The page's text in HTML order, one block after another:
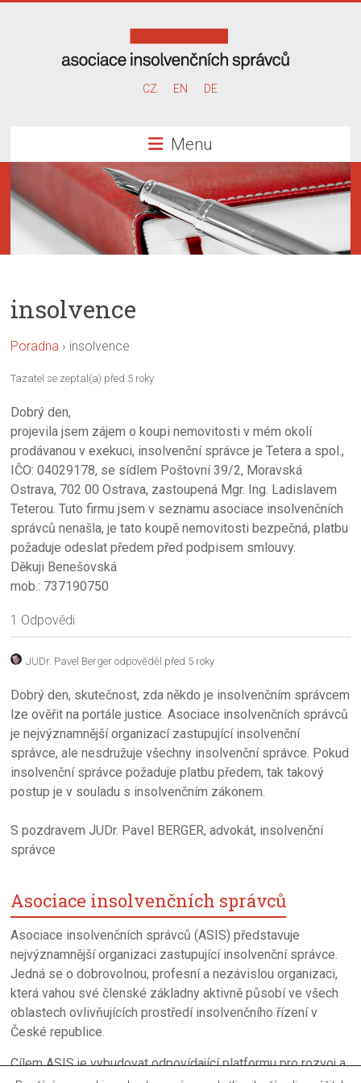
správců
CZ EN DE
Menu
insolvence
Poradna › insolvence
Tazatel se zeptal(a) před 5 roky
Dobrý den,
projevila jsem zájem o koupi nemovitosti v mém okolí
prodávanou v exekuci, insolvenční správce je Tetera a spol.,
IČO: 04029178, se sídlem Poštovní 39/2, Moravská
Ostrava, 702 00 Ostrava, zastoupená Mgr. Ing. Ladislavem
Teterou. Tuto firmu jsem v seznamu asociace insolvenčních
správců nenašla, je tato koupě nemovitosti bezpečná, platbu
požaduje odeslat předem před podpisem smlouvy.
Děkuji Benešovská
mob.: 737190750
1 Odpovědi
JUDr. Pavel Bergerodpověděl před 5 roky
Dobrý den, skutečnost, zda někdo je insolvenčním správcem
lze ověřit na portále justice. Asociace insolvenčních správců
je nejvýznamnější organizací zastupující insolvenční
správce, ale nesdružuje všechny insolvenční správce. Pokud
insolvenční správce požaduje platbu předem, tak takový
postup je v souladu s insolvenčním zákonem.
S pozdravem JUDr. Pavel BERGER, advokát, insolvenční
správce
Asociace insolvenčních správců
Asociace insolvenčních správců (ASIS) představuje
nejvýznamnější organizaci zastupující insolvenční správce.
Jedná se o dobrovolnou, profesní a nezávislou organizaci,
která vahou své členské základny aktivně působí ve všech
oblastech ovlivňujících prostředí insolvenčního řízení v
České republice.
Cílem ASIS je vybudovat odpovídající platformu pro rozvoj a